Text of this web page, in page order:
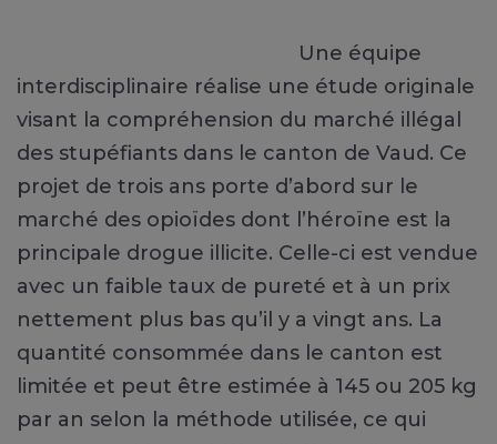
Une équipe
interdisciplinaire réalise une étude originale
visant la compréhension du marché illégal
des stupéfiants dans le canton de Vaud. Ce
projet de trois ans porte d’abord sur le
marché des opioïdes dont l’héroïne est la
principale drogue illicite. Celle-ci est vendue
avec un faible taux de pureté et à un prix
nettement plus bas qu’il y a vingt ans. La
quantité consommée dans le canton est
limitée et peut être estimée à 145 ou 205 kg
par an selon la méthode utilisée, ce qui